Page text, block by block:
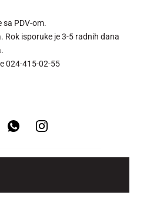
sa PDV-om.
Rok isporuke je 3-5 radnih dana
024-415-02-55